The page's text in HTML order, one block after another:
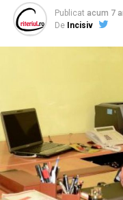
Publicat acum 7
De Incisiv